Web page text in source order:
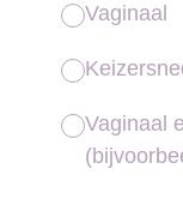
Vaginaal
Vaginaal